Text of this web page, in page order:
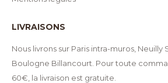
LIVRAISONS
Nous livrons sur Paris intra-muros, Neuilly
Boulogne Billancourt. Pour toute
60€, la livraison est gratuite.